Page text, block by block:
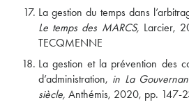
La gestion du temps dans
Le temps des MARCS, Larcier,
TECQMENNE
La gestion et la prévention des
d’administration, in La
siècle, Anthémis, 2020, pp. 147-